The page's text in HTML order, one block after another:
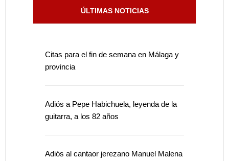
ÚLTIMAS NOTICIAS
Citas para el fin de semana en Málaga y
provincia
Adiós a Pepe Habichuela, leyenda de la
guitarra, a los 82 años
Adiós al cantaor jerezano Manuel Malena